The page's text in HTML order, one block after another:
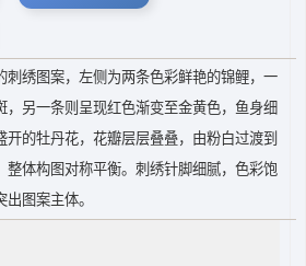
刺绣图案，左侧为两条色彩鲜艳的锦鲤，一
，另一条则呈现红色渐变至金黄色，鱼身细
开的牡丹花，花瓣层层叠叠，由粉白过渡到
整体构图对称平衡。刺绣针脚细腻，色彩饱
图案主体。